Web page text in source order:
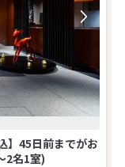
45日前までがお
2名1室)